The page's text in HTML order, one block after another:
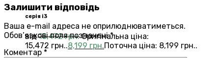
серія i3
від15,472грн. Оригінальна ціна:
15,472 грн..8,199 грн.Поточна ціна: 8,199 грн..
Залишити відповідь
Ваша e-mail адреса не оприлюднюватиметься.
Обов’язкові поля позначені*
Коментар *